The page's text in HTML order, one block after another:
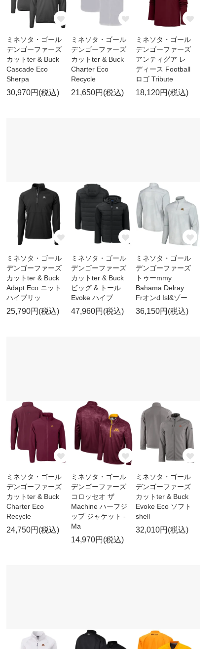
ミネソタ・ゴール
デンゴーファーズ
カットter & Buck
Cascade Eco
Sherpa
30,970円(税込)
ミネソタ・ゴール
デンゴーファーズ
カットter & Buck
Charter Eco
Recycle
21,650円(税込)
ミネソタ・ゴール
デンゴーファーズ
アンティグア レ
ディース Football
ロゴ Tribute
18,120円(税込)
ミネソタ・ゴール
デンゴーファーズ
カットter & Buck
Adapt Eco ニット
ハイブリッ
25,790円(税込)
ミネソタ・ゴール
デンゴーファーズ
カットter & Buck
ビッグ & トール
Evoke ハイブ
47,960円(税込)
ミネソタ・ゴール
デンゴーファーズ
トゥーmmy
Bahama Delray
Frオンd Isl&ゾー
36,150円(税込)
ミネソタ・ゴール
デンゴーファーズ
カットter & Buck
Charter Eco
Recycle
24,750円(税込)
ミネソタ・ゴール
デンゴーファーズ
コロッセオ ザ
Machine ハーフジ
ップ ジャケット -
Ma
14,970円(税込)
ミネソタ・ゴール
デンゴーファーズ
カットter & Buck
Evoke Eco ソフト
shell
32,010円(税込)